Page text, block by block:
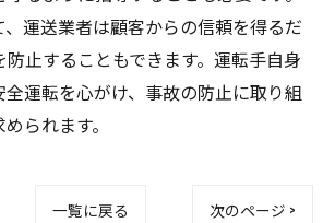
運送業者は顧客からの信頼を得るだ
防止することもできます。運転手自身
運転を心がけ、事故の防止に取り組
られます。
一覧に戻る 次のページ >